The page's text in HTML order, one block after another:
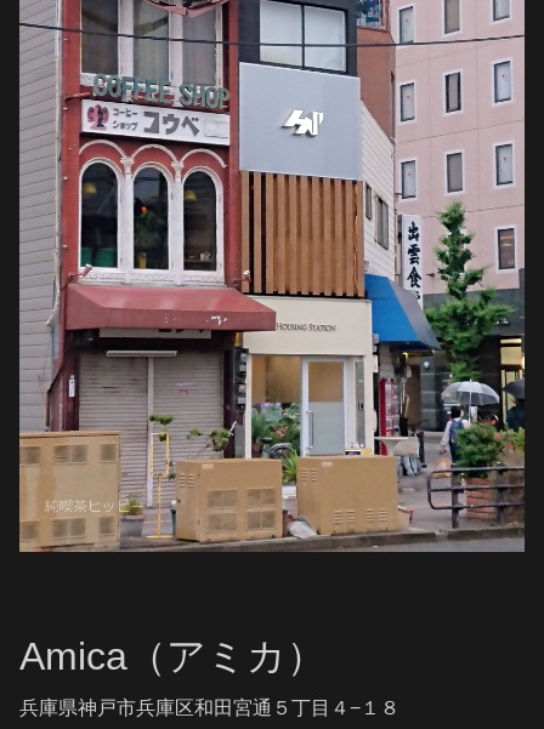
Amica（アミカ）
兵庫県神戸市兵庫区和田宮通５丁目４−１８